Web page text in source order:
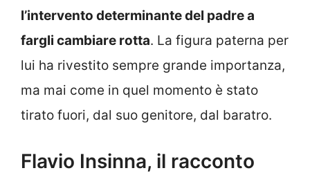
l’intervento determinante del padre a
fargli cambiare rotta. La figura paterna per
lui ha rivestito sempre grande importanza,
ma mai come in quel momento è stato
tirato fuori, dal suo genitore, dal baratro.
Flavio Insinna, il racconto